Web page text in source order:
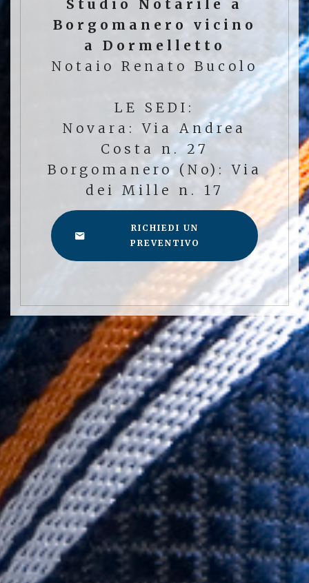
Studio Notarile a
Borgomanero vicino
a Dormelletto
Notaio Renato Bucolo
LE SEDI:
Novara: Via Andrea
Costa n. 27
Borgomanero (No): Via
dei Mille n. 17
RICHIEDI UN
PREVENTIVO